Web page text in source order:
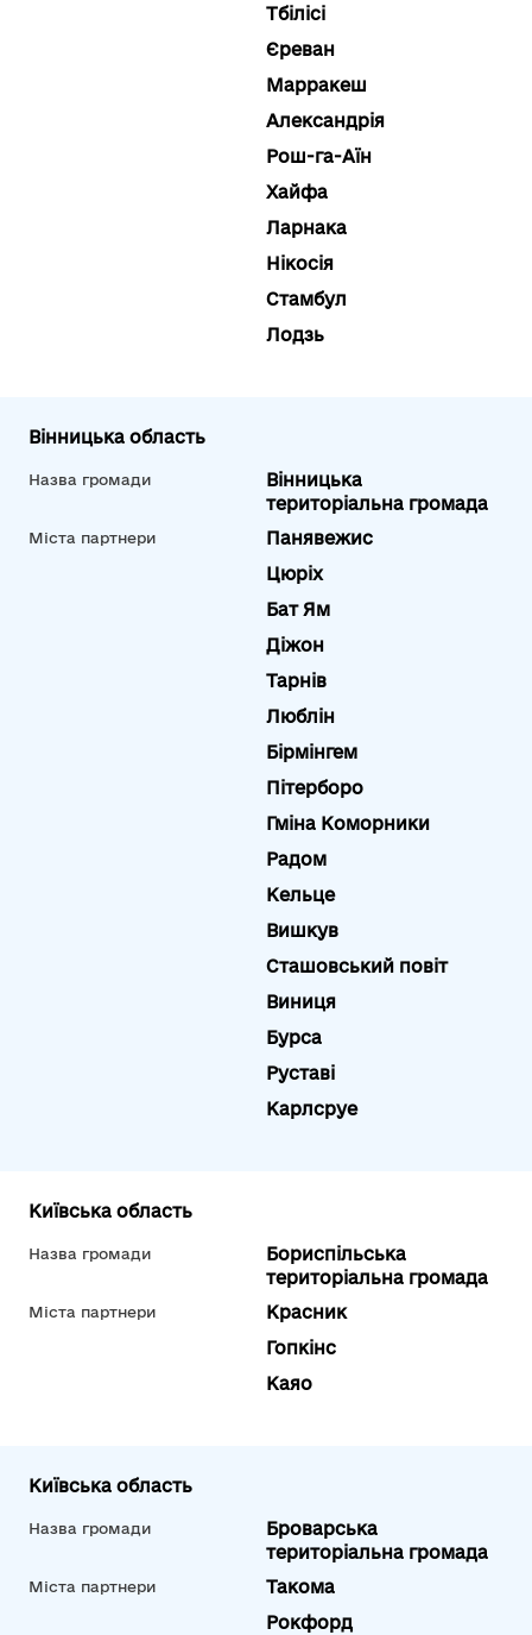
Тбілісі
Єреван
Марракеш
Александрія
Рош-га-Аїн
Хайфа
Ларнака
Нікосія
Стамбул
Лодзь
Вінницька область
Назва громади
Вінницька
територіальна громада
Міста партнери
Панявежис
Цюріх
Бат Ям
Діжон
Тарнів
Люблін
Бірмінгем
Пітерборо
Гміна Коморники
Радом
Кельце
Вишкув
Сташовський повіт
Виниця
Бурса
Руставі
Карлсруе
Київська область
Назва громади
Бориспільська
територіальна громада
Міста партнери
Красник
Гопкінс
Каяо
Київська область
Назва громади
Броварська
територіальна громада
Міста партнери
Такома
Рокфорд